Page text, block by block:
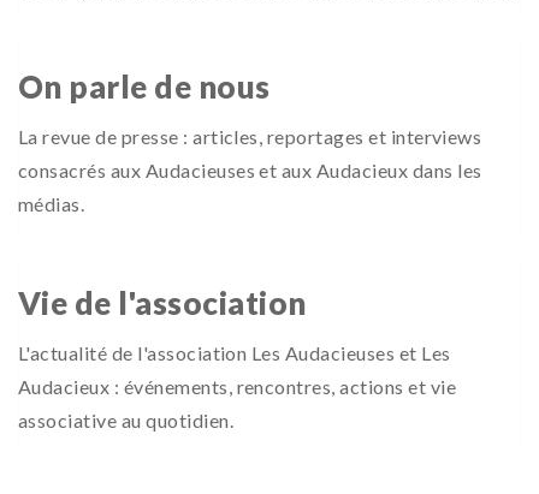
On parle de nous
La revue de presse : articles, reportages et interviews
consacrés aux Audacieuses et aux Audacieux dans les
médias.
Vie de l'association
L'actualité de l'association Les Audacieuses et Les
Audacieux : événements, rencontres, actions et vie
associative au quotidien.